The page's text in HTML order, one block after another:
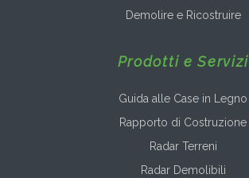
Demolire e Ricostruire
Prodotti e Servizi
Guida alle Case in Legno
Rapporto di Costruzione
Radar Terreni
Radar Demolibili